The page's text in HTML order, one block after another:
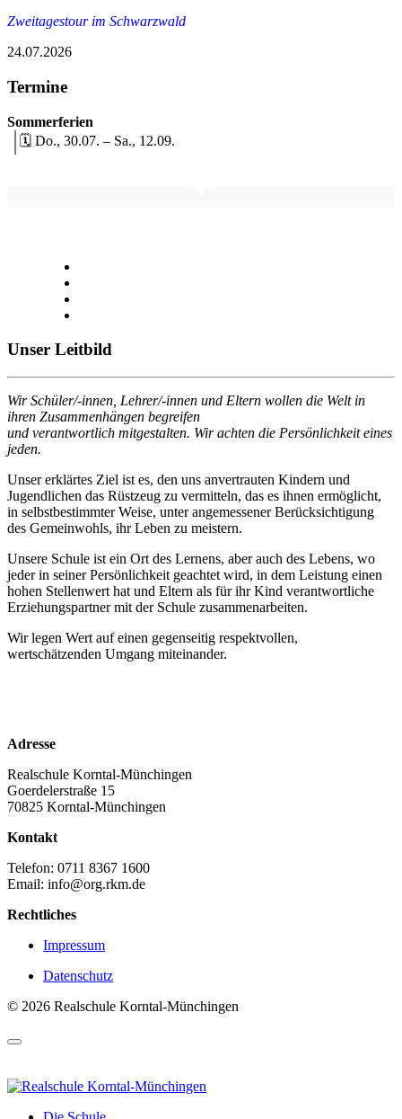
Zweitagestour im Schwarzwald
24.07.2026
Termine
Sommerferien
🗓️ Do., 30.07. – Sa., 12.09.
Unser Leitbild
Wir Schüler/-innen, Lehrer/-innen und Eltern wollen die Welt in
ihren Zusammenhängen begreifen
und verantwortlich mitgestalten. Wir achten die Persönlichkeit eines
jeden.
Unser erklärtes Ziel ist es, den uns anvertrauten Kindern und
Jugendlichen das Rüstzeug zu vermitteln, das es ihnen ermöglicht,
in selbstbestimmter Weise, unter angemessener Berücksichtigung
des Gemeinwohls, ihr Leben zu meistern.
Unsere Schule ist ein Ort des Lernens, aber auch des Lebens, wo
jeder in seiner Persönlichkeit geachtet wird, in dem Leistung einen
hohen Stellenwert hat und Eltern als für ihr Kind verantwortliche
Erziehungspartner mit der Schule zusammenarbeiten.
Wir legen Wert auf einen gegenseitig respektvollen,
wertschätzenden Umgang miteinander.
Adresse
Realschule Korntal-Münchingen
Goerdelerstraße 15
70825 Korntal-Münchingen
Kontakt
Telefon: 0711 8367 1600
Email: info@org.rkm.de
Rechtliches
Impressum
Datenschutz
© 2026 Realschule Korntal-Münchingen